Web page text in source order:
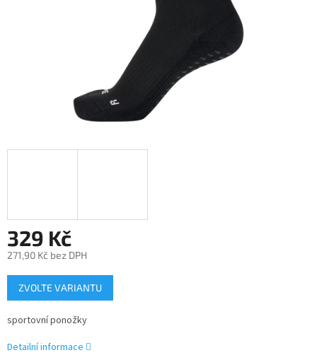
329 Kč
271,90 Kč bez DPH
Měrná
cena:
ZVOLTE VARIANTU
sportovní ponožky
Detailní informace